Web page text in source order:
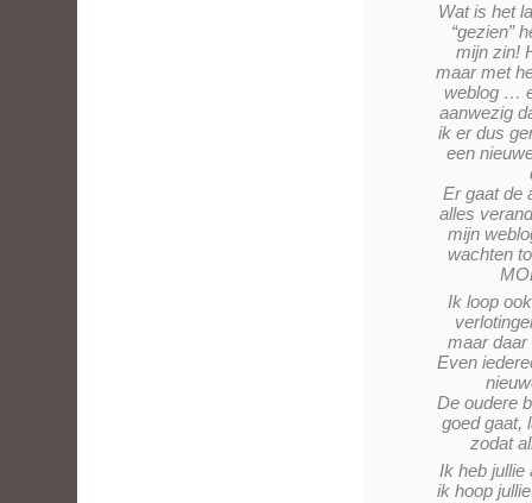
Wat is het
“gezien”
mijn zin!
maar met
weblog …
aanwezig
ik er dus
een
Er gaat de
alles
mijn
wachten
Ik loop
maar
Even
De oudere
goed gaat,
zodat
Ik heb jullie
ik hoop